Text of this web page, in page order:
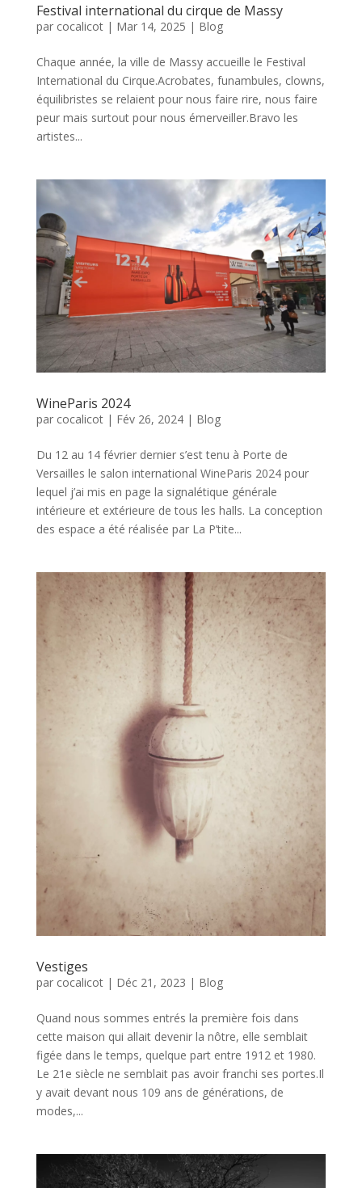
Festival international du cirque de Massy
par cocalicot| Mar 14, 2025 | Blog
Chaque année, la ville de Massy accueille le Festival
International du Cirque.Acrobates, funambules, clowns,
équilibristes se relaient pour nous faire rire, nous faire
peur mais surtout pour nous émerveiller.Bravo les
artistes...
WineParis 2024
par cocalicot| Fév 26, 2024| Blog
Du 12 au 14 février dernier s’est tenu à Porte de
Versailles le salon international WineParis 2024 pour
lequel j’ai mis en page la signalétique générale
intérieure et extérieure de tous les halls. La conception
des espace a été réalisée par La P’tite...
Vestiges
par cocalicot| Déc 21, 2023 | Blog
Quand nous sommes entrés la première fois dans
cette maison qui allait devenir la nôtre, elle semblait
figée dans le temps, quelque part entre 1912 et 1980.
Le 21e siècle ne semblait pas avoir franchi ses portes.Il
y avait devant nous 109 ans de générations, de
modes,...